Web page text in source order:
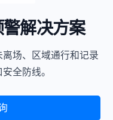
解决方案
场、区域通行和记录
全防线。